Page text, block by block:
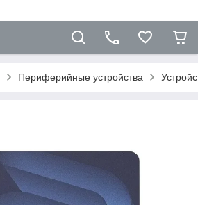
Периферийные устройства